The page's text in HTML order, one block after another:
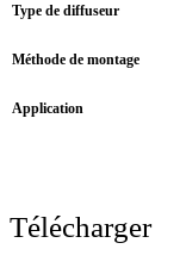
Type de diffuseur
Méthode de montage
Application
Télécharger